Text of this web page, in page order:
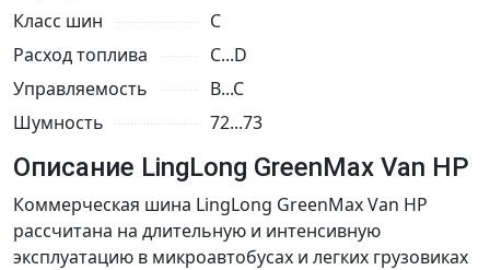
Класс шин
C
Расход топлива
C...D
Управляемость
B...C
Шумность
72...73
Описание LingLong GreenMax Van HP
Коммерческая шина LingLong GreenMax Van HP
рассчитана на длительную и интенсивную
эксплуатацию в микроавтобусах и легких грузовиках